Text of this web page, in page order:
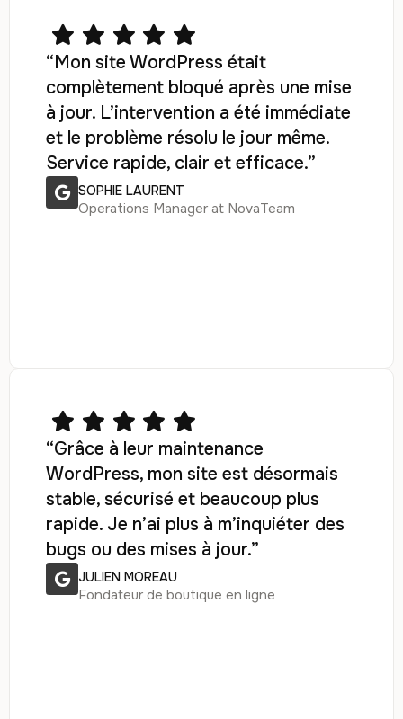
“Mon site WordPress était
complètement bloqué après une mise
à jour. L’intervention a été immédiate
et le problème résolu le jour même.
Service rapide, clair et efficace.”
SOPHIE LAURENT
Operations Manager at NovaTeam
“Grâce à leur maintenance
WordPress, mon site est désormais
stable, sécurisé et beaucoup plus
rapide. Je n’ai plus à m’inquiéter des
bugs ou des mises à jour.”
JULIEN MOREAU
Fondateur de boutique en ligne